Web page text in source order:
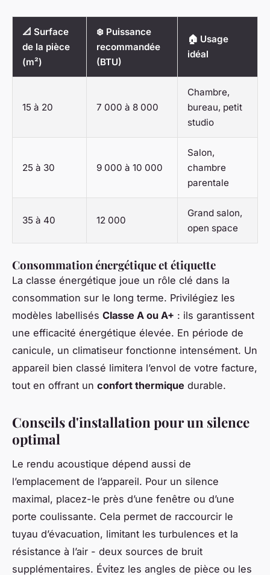
📐 Surface
de la pièce
(m²)
❄️ Puissance
recommandée
(BTU)
🏠 Usage
idéal
15 à 20 7 000 à 8 000
Chambre,
bureau, petit
studio
25 à 30 9 000 à 10 000
Salon,
chambre
parentale
35 à 40 12 000
Grand salon,
open space
Consommation énergétique et étiquette
La classe énergétique joue un rôle clé dans la
consommation sur le long terme. Privilégiez les
modèles labellisés Classe A ou A+ : ils garantissent
une efficacité énergétique élevée. En période de
canicule, un climatiseur fonctionne intensément. Un
appareil bien classé limitera l’envol de votre facture,
tout en offrant un confort thermique durable.
Conseils d'installation pour un silence
optimal
Le rendu acoustique dépend aussi de
l’emplacement de l’appareil. Pour un silence
maximal, placez-le près d’une fenêtre ou d’une
porte coulissante. Cela permet de raccourcir le
tuyau d’évacuation, limitant les turbulences et la
résistance à l’air - deux sources de bruit
supplémentaires. Évitez les angles de pièce ou les